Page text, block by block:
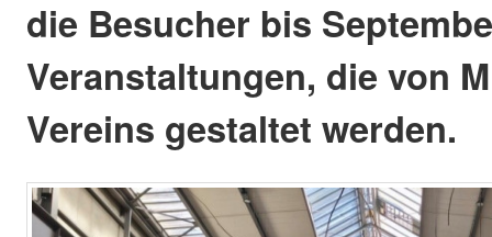
die Besucher bis
Veranstaltungen, die von
Vereins gestaltet werden.